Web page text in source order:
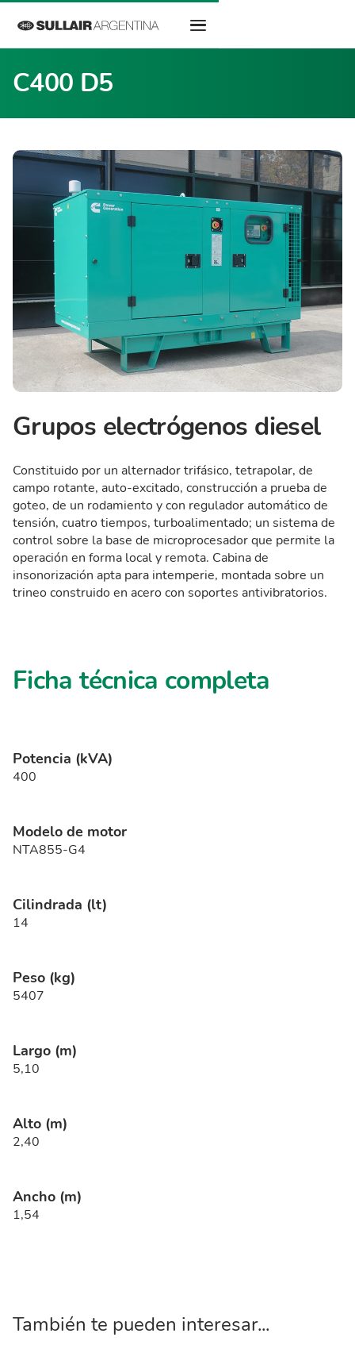
C400 D5
Grupos electrógenos diesel
Constituido por un alternador trifásico, tetrapolar, de
campo rotante, auto-excitado, construcción a prueba de
goteo, de un rodamiento y con regulador automático de
tensión, cuatro tiempos, turboalimentado; un sistema de
control sobre la base de microprocesador que permite la
operación en forma local y remota. Cabina de
insonorización apta para intemperie, montada sobre un
trineo construido en acero con soportes antivibratorios.
Ficha técnica completa
Potencia (kVA)
400
Modelo de motor
NTA855-G4
Cilindrada (lt)
14
Peso (kg)
5407
Largo (m)
5,10
Alto (m)
2,40
Ancho (m)
1,54
También te pueden interesar...